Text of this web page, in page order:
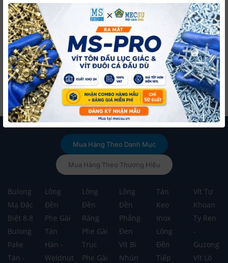
in 1 331ml WD 40 Air
Conditioner Cleaner
11 có sẵn Dự kiến giao hàng
216,060 đ / Chai
có
VAT
- +
Mua ngay
Kiểm tra đơn hàng
Điều Hòa 3 in 1 331ml WD
40 Air Conditioner Cleaner
Đặt mua giao từ 2 ngày
2,419,683 đ / Thùng
có
VAT
- +
Mua ngay
Kiểm tra đơn hàng
Mua Hàng Theo Danh Mục
Mua Hàng Theo Thương Hiệu
Bulong
Mạ Đặc
Biệt 8.8
Bulong
Pake
Tán -
Lông
Đền
Phe Gài
Tán
Hàn -
Weldnut
Lông
Đền
Răng
Phe Gài
Trục
Phe Gài
Lông
Đền
Phẳng
Đen
Vít Bi
Nhún
Tán
Keo
Inox
Lông
Đền
Tiếp
Vít Tự
Khoan
Ty Ren
-
Guzong
Vít Lò